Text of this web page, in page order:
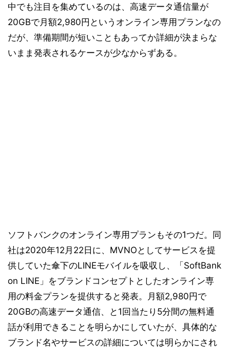
中でも注目を集めているのは、高速データ通信量が
20GBで月額2,980円というオンライン専用プランなの
だが、準備期間が短いこともあってか詳細が決まらな
いまま発表されるケースが少なからずある。
ソフトバンクのオンライン専用プランもその1つだ。同
社は2020年12月22日に、MVNOとしてサービスを提
供していた傘下のLINEモバイルを吸収し、「SoftBank
on LINE」をブランドコンセプトとしたオンライン専
用の料金プランを提供すると発表。月額2,980円で
20GBの高速データ通信、と1回当たり5分間の無料通
話が利用できることを明らかにしていたが、具体的な
ブランド名やサービスの詳細については明らかにされ